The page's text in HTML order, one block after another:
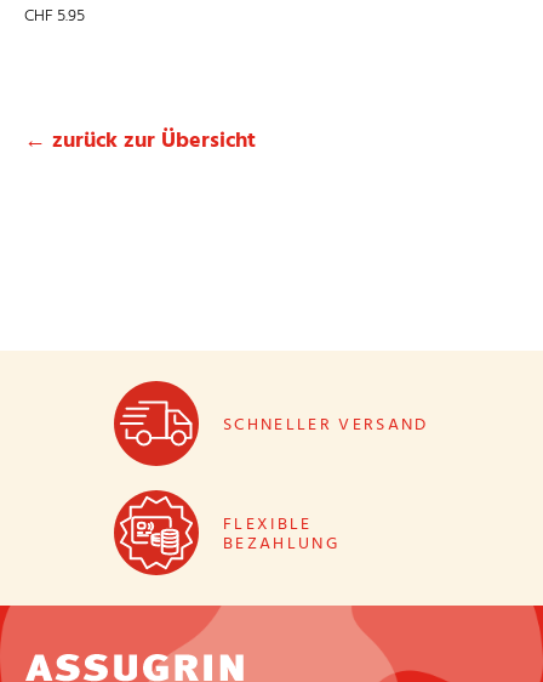
CHF5.95
← zurück zur Übersicht
SCHNELLER VERSAND
FLEXIBLE
BEZAHLUNG